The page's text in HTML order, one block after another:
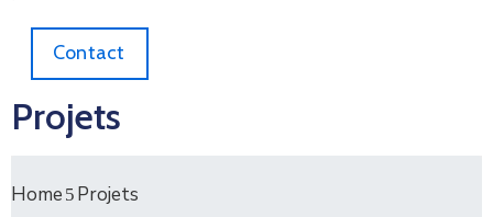
Contact
Projets
Home Projets